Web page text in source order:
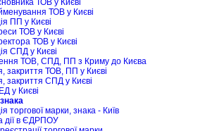
ТОВ у Києві
ТОВ у Києві
ПП у Києві
ТОВ у Києві
ТОВ у Києві
СПД у Києві
ТОВ, СПД, ПП з Криму до Києва
закриття ТОВ, ПП у Києві
закриття СПД у Києві
у Києві
торгової марки, знака - Київ
дії в ЄДРПОУ